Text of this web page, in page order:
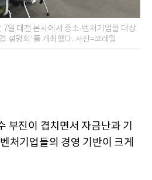
일 대전 본사에서 중소·벤처기업을 대상
설명회’를 개최했다. 사진=코레일
부진이 겹치면서 자금난과 기
처기업들의 경영 기반이 크게